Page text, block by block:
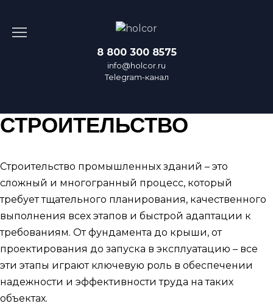
содержанию
8 800 300 8575
info@holcor.ru
Telegram-канал
СТРОИТЕЛЬСТВО
Строительство промышленных зданий – это
сложный и многогранный процесс, который
требует тщательного планирования, качественного
выполнения всех этапов и быстрой адаптации к
требованиям. От фундамента до крыши, от
проектирования до запуска в эксплуатацию – все
эти этапы играют ключевую роль в обеспечении
надежности и эффективности труда на таких
объектах.